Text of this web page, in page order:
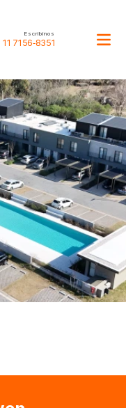
Escribinos
7156‑8351